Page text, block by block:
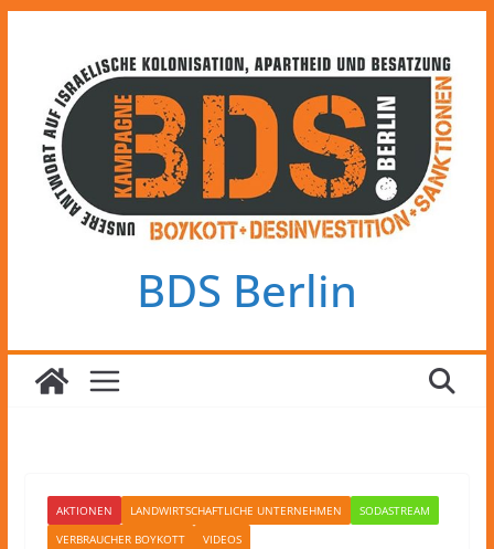
springen
BDS Berlin
AKTIONEN LANDWIRTSCHAFTLICHE UNTERNEHMEN
SODASTREAM
VERBRAUCHER BOYKOTT
VIDEOS